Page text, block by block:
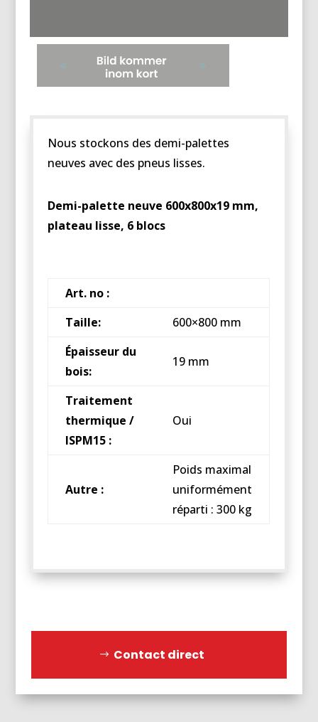
Nous stockons des demi-palettes
neuves avec des pneus lisses.
Demi-palette neuve 600x800x19 mm,
plateau lisse, 6 blocs
Art. no :
Taille:
600×800 mm
Épaisseur du
bois:
19 mm
Traitement
thermique /
ISPM15 :
Oui
Autre :
Poids maximal
uniformément
réparti : 300 kg
Contact direct